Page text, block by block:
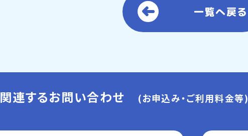
一覧へ戻る
連するお問い合わせ (お申込み・ご利用料金等)